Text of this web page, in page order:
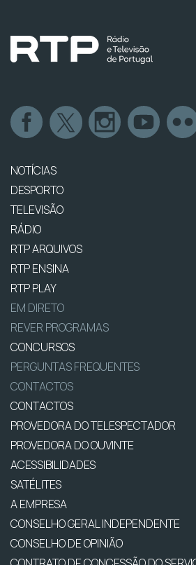
NOTÍCIAS
DESPORTO
TELEVISÃO
RÁDIO
RTP ARQUIVOS
RTP ENSINA
RTP PLAY
EM DIRETO
REVER PROGRAMAS
CONCURSOS
PERGUNTAS FREQUENTES
CONTACTOS
CONTACTOS
PROVEDORA DO TELESPECTADOR
PROVEDORA DO OUVINTE
ACESSIBILIDADES
SATÉLITES
A EMPRESA
CONSELHO GERAL INDEPENDENTE
CONSELHO DE OPINIÃO